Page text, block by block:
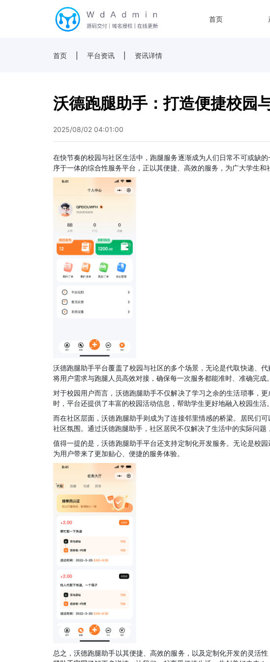
首页
首页 平台资讯 资讯详情
沃德跑腿助手：打造便捷校园
2025/08/02 04:01:00
在快节奏的校园与社区生活中，跑腿服务逐渐成为人们日常不可或缺
序于一体的综合性服务平台，正以其便捷、高效的服务，为广大学生和
沃德跑腿助手平台覆盖了校园与社区的多个场景，无论是代取快递、
将用户需求与跑腿人员高效对接，确保每一次服务都能准时、准确完成。
对于校园用户而言，沃德跑腿助手不仅解决了学习之余的生活琐事，
时，平台还提供了丰富的校园活动信息，帮助学生更好地融入校园生活。
而在社区层面，沃德跑腿助手则成为了连接邻里情感的桥梁。居民们
社区氛围。通过沃德跑腿助手，社区居民不仅解决了生活中的实际问题
值得一提的是，沃德跑腿助手平台还支持定制化开发服务。无论是校
为用户带来了更加贴心、便捷的服务体验。
总之，沃德跑腿助手以其便捷、高效的服务，以及定制化开发的灵活